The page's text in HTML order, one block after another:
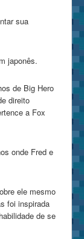
sua
japonês.
de Big Hero
direito
a Fox
onde Fred e
ele mesmo
foi inspirada
de se